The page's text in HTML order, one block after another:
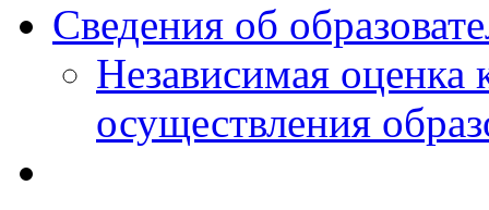
Сведения об
Независимая оценка
осуществления